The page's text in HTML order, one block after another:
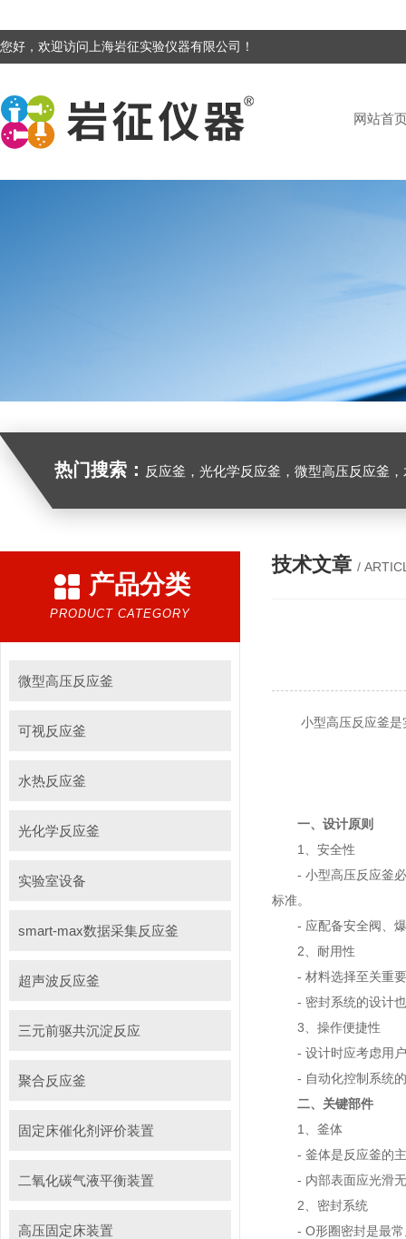
您好，欢迎访问上海岩征实验仪器有限公司！
网站首
热门搜索： 反应釜，光化学反应釜，微型高压反应釜
产品分类
PRODUCT CATEGORY
微型高压反应釜
可视反应釜
水热反应釜
光化学反应釜
实验室设备
smart-max数据采集反应釜
超声波反应釜
三元前驱共沉淀反应
聚合反应釜
固定床催化剂评价装置
二氧化碳气液平衡装置
高压固定床装置
技术文章 /
小型高压反应釜是实
一、设计原则
1、安全性
- 小型高压反应釜
标准。
- 应配备安全阀、爆
2、耐用性
- 材料选择至关重要
- 密封系统的设计也
3、操作便捷性
- 设计时应考虑用户
- 自动化控制系统的
二、关键部件
1、釜体
- 釜体是反应釜的主
- 内部表面应光滑无
2、密封系统
- O形圈密封是最常